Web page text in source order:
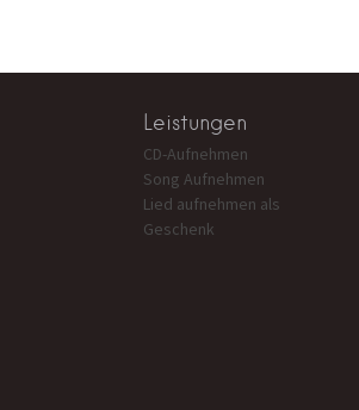
Leistungen
CD-Aufnehmen
Song Aufnehmen
Lied aufnehmen als
Geschenk